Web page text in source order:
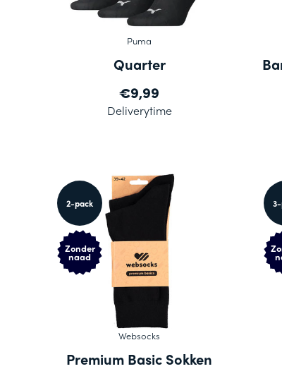
Puma
Quarter
€9,99
Deliverytime
2-pack
Zonder
naad
Websocks
Premium Basic Sokken